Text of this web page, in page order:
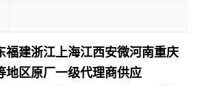
福建浙江上海江西安微河南重庆
地区原厂一级代理商供应